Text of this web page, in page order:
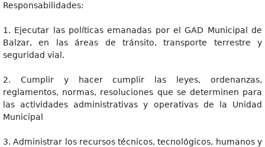
Responsabilidades:
1. Ejecutar las políticas emanadas por el GAD Municipal de
Balzar, en las áreas de tránsito, transporte terrestre y
seguridad vial.
2. Cumplir y hacer cumplir las leyes, ordenanzas,
reglamentos, normas, resoluciones que se determinen para
las actividades administrativas y operativas de la Unidad
Municipal
3. Administrar los recursos técnicos, tecnológicos, humanos y